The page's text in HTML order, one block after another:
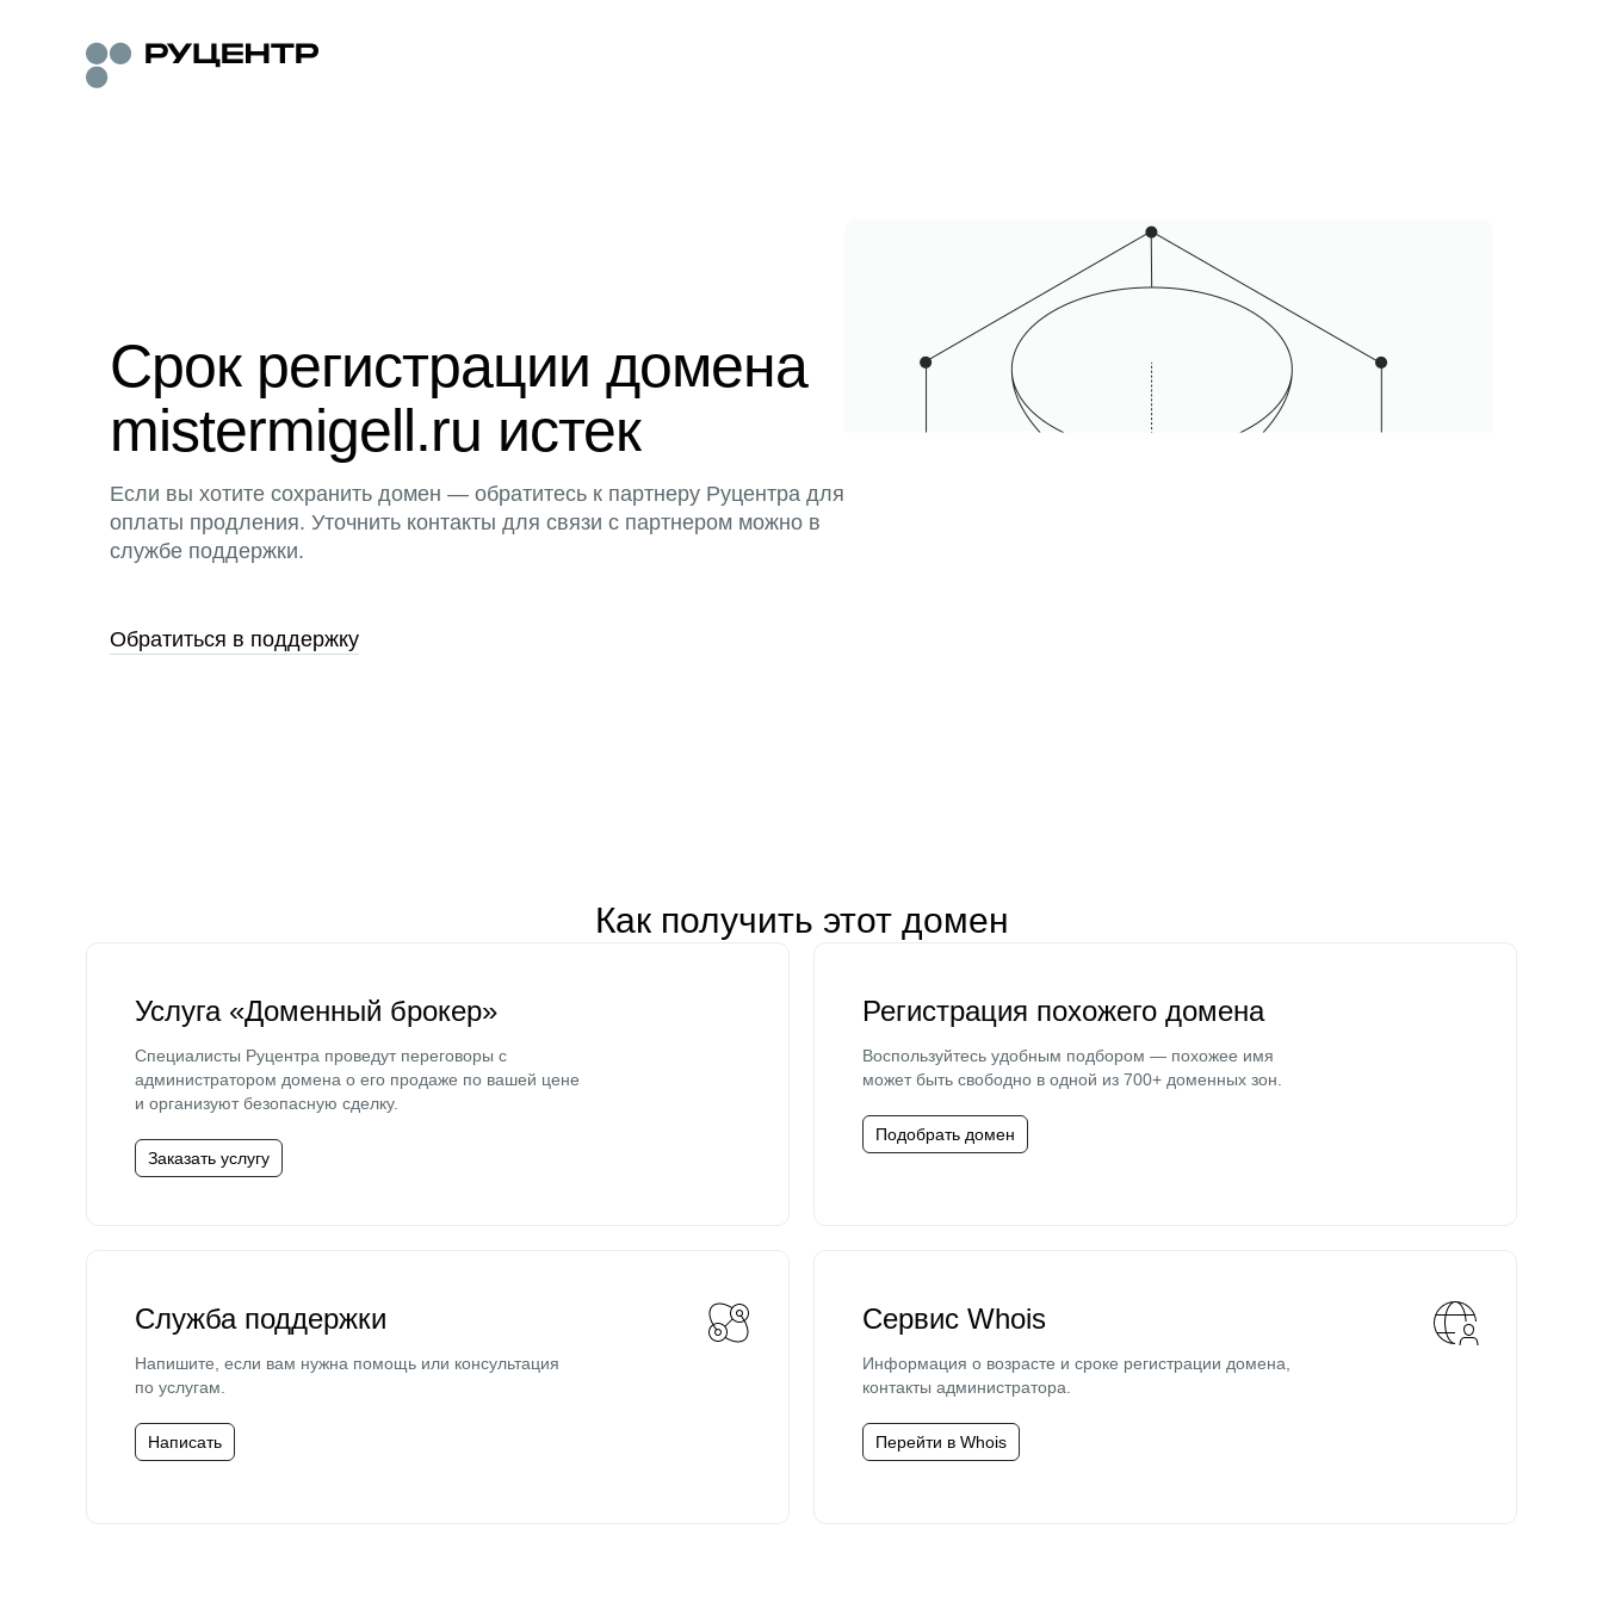
Срок регистрации домена
mistermigell.ru истек
Если вы хотите сохранить домен — обратитесь к партнеру Руцентра для
оплаты продления. Уточнить контакты для связи с партнером можно в
службе поддержки.
Обратиться в поддержку
Как получить этот домен
Услуга «Доменный брокер»
Специалисты Руцентра проведут переговоры с
администратором домена о его продаже по вашей цене
и организуют безопасную сделку.
Заказать услугу
Регистрация похожего домена
Воспользуйтесь удобным подбором — похожее имя
может быть свободно в одной из 700+ доменных зон.
Подобрать домен
Служба поддержки
Напишите, если вам нужна помощь или консультация
по услугам.
Написать
Сервис Whois
Информация о возрасте и сроке регистрации домена,
контакты администратора.
Перейти в Whois